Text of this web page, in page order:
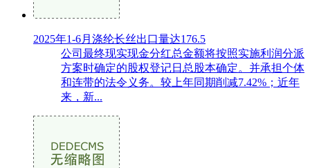
2025年1-6月涤纶长丝出口量达176.5
公司最终现实现金分红总金额将按照实施利润分派
方案时确定的股权登记日总股本确定。并承担个体
和连带的法令义务。较上年同期削减7.42%；近年
来，新...